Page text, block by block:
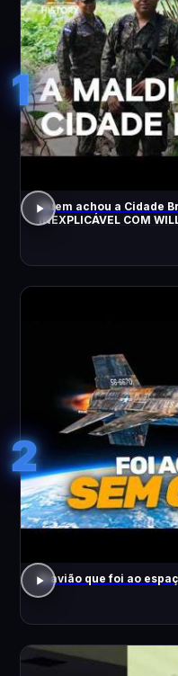
1
Quem achou a Cidade
INEXPLICÁVEL COM
2
O avião que foi ao